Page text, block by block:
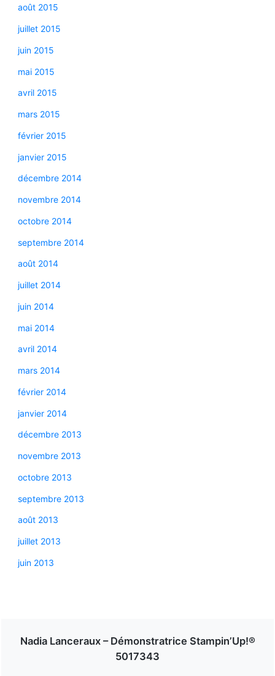
août 2015
juillet 2015
juin 2015
mai 2015
avril 2015
mars 2015
février 2015
janvier 2015
décembre 2014
novembre 2014
octobre 2014
septembre 2014
août 2014
juillet 2014
juin 2014
mai 2014
avril 2014
mars 2014
février 2014
janvier 2014
décembre 2013
novembre 2013
octobre 2013
septembre 2013
août 2013
juillet 2013
juin 2013
Nadia Lanceraux – Démonstratrice Stampin’Up!®
5017343